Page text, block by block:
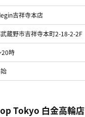
吉祥寺本店
蔵野市吉祥寺本町2-18-2-2F
20時
Tokyo 白金高輪店